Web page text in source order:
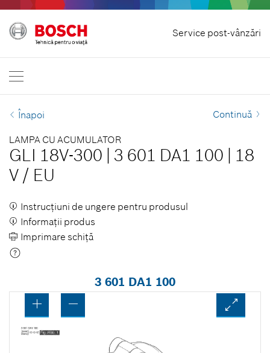
Service post-vânzări
Revocare contract
Scule electrice profesionale
Înapoi Continuă
LAMPA CU ACUMULATOR
GLI 18V-300 3 601 DA1 100
18
V / EU
Instrucţiuni de ungere pentru produsul
Informaţii produs
Imprimare schiţă
3 601 DA1 100